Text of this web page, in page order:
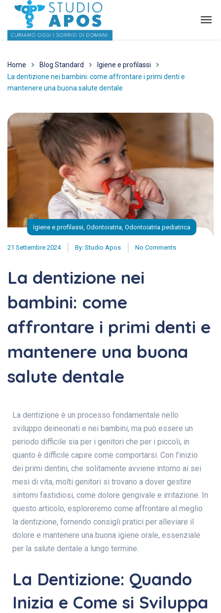
Home Blog Standard
Igiene e profilassi
La dentizione nei bambini: come affrontare i primi denti e
mantenere una buona salute dentale
Igiene e profilassi Odontoiatria Odontoiatria pediatrica
21 Settembre 2024 By: Studio Apos No Comments
La dentizione nei
bambini: come
affrontare i primi denti e
mantenere una buona
salute dentale
La dentizione è un processo fondamentale nello
sviluppo deineonati e nei bambini, ma può essere un
periodo difficile sia per i genitori che per i piccoli, in
quanto è difficile capire come comportarsi. Con l’inizio
dei primi dentini, che solitamente avviene intorno ai sei
mesi di vita, molti genitori si trovano a dover gestire
sintomi fastidiosi, come dolore gengivale e irritazione. In
questo articolo, esploreremo come affrontare al meglio
la dentizione, fornendo consigli pratici per alleviare il
dolore e mantenere una buona igiene orale, essenziale
per la salute dentale a lungo termine.
La Dentizione: Quando
Inizia e Come si Sviluppa